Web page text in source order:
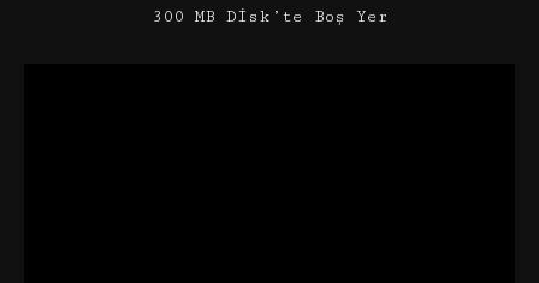
300 MB Disk’te Boş Yer